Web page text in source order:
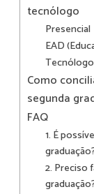
tecnólogo
Presencial
EAD
Tecnólogo
Como
segunda
FAQ
1. É
2. Preciso